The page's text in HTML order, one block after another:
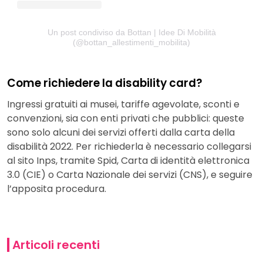
Un post condiviso da Bottan | Idee Di Mobilità
(@bottan_allestimenti_mobilita)
Come richiedere la disability card?
Ingressi gratuiti ai musei, tariffe agevolate, sconti e
convenzioni, sia con enti privati che pubblici: queste
sono solo alcuni dei servizi offerti dalla carta della
disabilità 2022. Per richiederla è necessario collegarsi
al sito Inps, tramite Spid, Carta di identità elettronica
3.0 (CIE) o Carta Nazionale dei servizi (CNS), e seguire
l’apposita procedura.
Articoli recenti